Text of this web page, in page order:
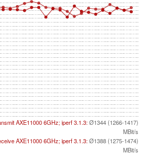
AXE11000 6GHz; iperf 3.1.3:Ø1344 (1266-1417)
MBit/s
AXE11000 6GHz; iperf 3.1.3:Ø1388 (1275-1474)
MBit/s